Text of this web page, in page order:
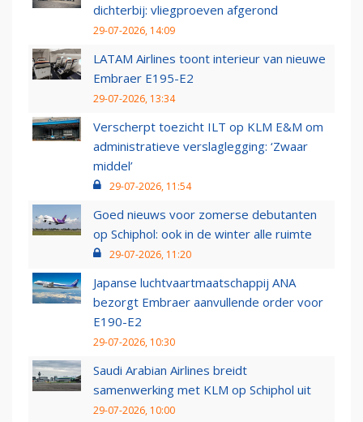
dichterbij: vliegproeven afgerond
29-07-2026, 14:09
LATAM Airlines toont interieur van nieuwe
Embraer E195-E2
29-07-2026, 13:34
Verscherpt toezicht ILT op KLM E&M om
administratieve verslaglegging: ‘Zwaar
middel’
29-07-2026, 11:54
Goed nieuws voor zomerse debutanten
op Schiphol: ook in de winter alle ruimte
29-07-2026, 11:20
Japanse luchtvaartmaatschappij ANA
bezorgt Embraer aanvullende order voor
E190-E2
29-07-2026, 10:30
Saudi Arabian Airlines breidt
samenwerking met KLM op Schiphol uit
29-07-2026, 10:00